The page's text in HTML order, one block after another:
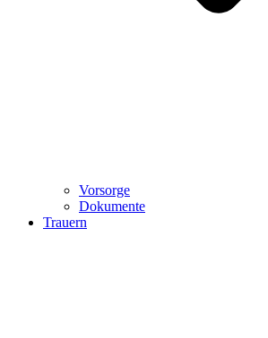
Vorsorge
Dokumente
Trauern